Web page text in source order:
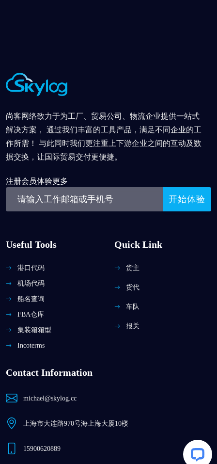
尚客网络致力于为工厂、贸易公司、物流企业提供一站式
解决方案， 通过我们丰富的工具产品，满足不同企业的工
作所需！ 与此同时我们更注重上下游企业之间的互动及数
据交换，让国际贸易交付更便捷。
注册会员体验更多
Useful Tools
港口代码
机场代码
船名查询
FBA仓库
集装箱箱型
Incoterms
Quick Link
货主
货代
车队
报关
Contact Information
michael@skylog.cc
上海市大连路970号海上海大厦10楼
15900620889